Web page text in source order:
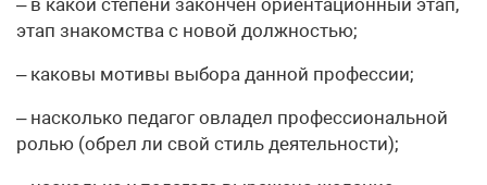
этап знакомства с новой должностью;
– каковы мотивы выбора данной профессии;
– насколько педагог овладел профессиональной
ролью (обрел ли свой стиль деятельности);